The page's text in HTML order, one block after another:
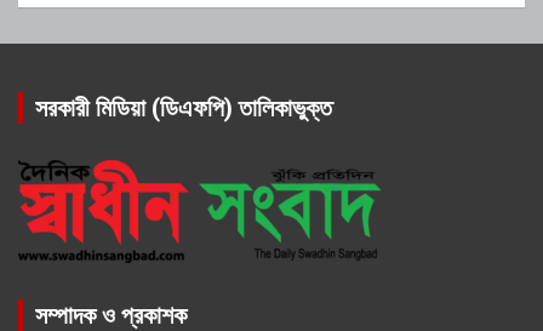
সরকারী মিডিয়া (ডিএফপি) তালিকাভুক্ত
সম্পাদক ও প্রকাশক